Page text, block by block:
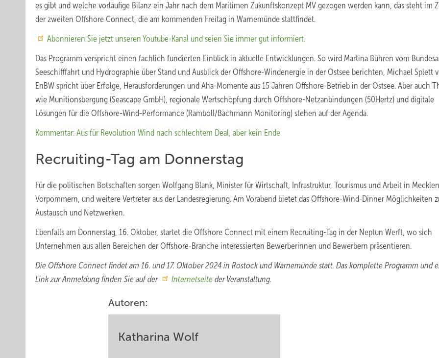
es gibt und welche vorläufige Bilanz ein Jahr nach dem Maritimen Zukunftskonzept MV gezogen werden kann, das steht im
der zweiten Offshore Connect, die am kommenden Freitag in Warnemünde stattfindet.
Abonnieren Sie jetzt unseren Youtube-Kanal und seien Sie immer gut informiert.
Das Programm verspricht einen fachlich fundierten Einblick in aktuelle Entwicklungen. So wird Martina Bühren vom
Seeschifffahrt und Hydrographie über Stand und Ausblick der Offshore-Windenergie in der Ostsee berichten, Michael Splett
EnBW spricht über Erfolge, Herausforderungen und Aha-Momente aus 15 Jahren Offshore-Betrieb in der Ostsee. Aber auch
wie Munitionsbergung (Seascape GmbH), regionale Wertschöpfung durch Offshore-Netzanbindungen (50Hertz) und digitale
Lösungen für die Offshore-Wind-Performance (Ramboll/Bachmann Monitoring) stehen auf der Agenda.
Kommentar: Aus für Revolution Wind nach schlechtem Deal, aber kein Ende
Recruiting-Tag am Donnerstag
Für die politischen Botschaften sorgen Wolfgang Blank, Minister für Wirtschaft, Infrastruktur, Tourismus und Arbeit in
Vorpommern, und weitere Vertreter aus der Landesregierung. Am Vorabend bietet das Offshore-Wind-Dinner Möglichkeiten
Austausch und Netzwerken.
Ebenfalls am Donnerstag, 16. Oktober, startet die Offshore Connect mit einem Recruiting-Tag in der Neptun Werft, wo sich
Unternehmen aus allen Bereichen der Offshore-Branche interessierten Bewerberinnen und Bewerbern präsentieren.
Die Offshore Connect findet am 16. und 17. Oktober 2024 in Rostock und Warnemünde statt. Das komplette Programm und
Link zur Anmeldung finden Sie auf der
Internetseite der Veranstaltung.
Autoren:
Katharina Wolf